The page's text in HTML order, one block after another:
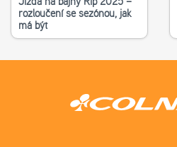
rozloučení se sezónou, jak
má být